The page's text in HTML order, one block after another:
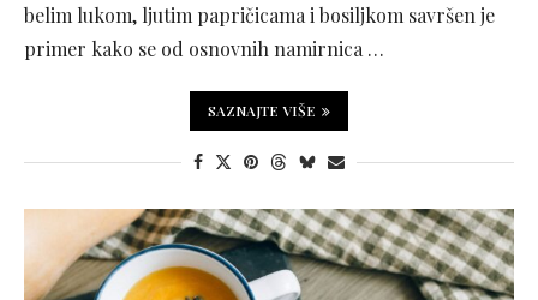
belim lukom, ljutim papričicama i bosiljkom savršen je
primer kako se od osnovnih namirnica …
SAZNAJTE VIŠE